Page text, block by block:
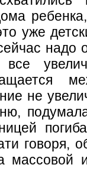
уже
надо
все
не
говоря,
массовой